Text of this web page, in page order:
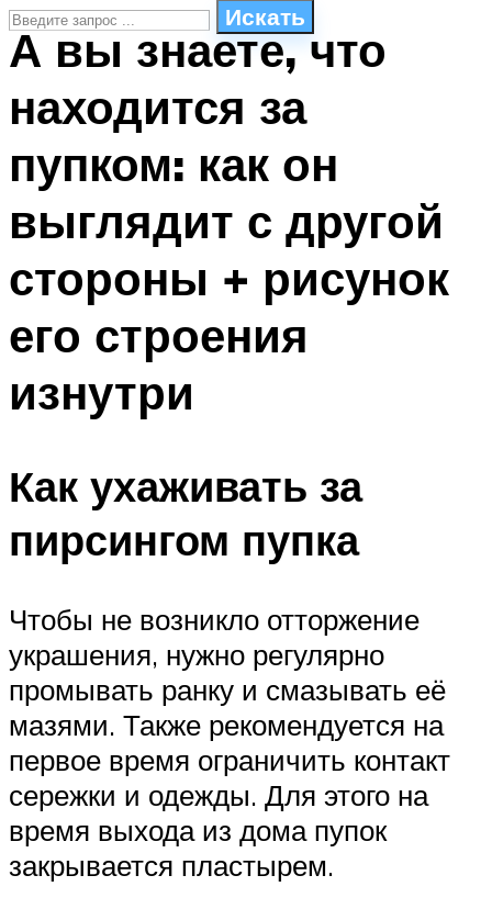
Искать
ПЛАВАНЬЕ ДЛЯ ДЕТЕЙ
БАССЕЙН ДЛЯ ДОМА
МЕНЮ
А вы знаете, что
находится за
пупком: как он
выглядит с другой
стороны + рисунок
его строения
изнутри
Как ухаживать за
пирсингом пупка
Чтобы не возникло отторжение
украшения, нужно регулярно
промывать ранку и смазывать её
мазями. Также рекомендуется на
первое время ограничить контакт
сережки и одежды. Для этого на
время выхода из дома пупок
закрывается пластырем.